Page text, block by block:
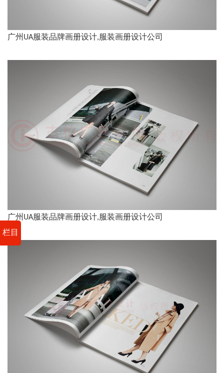
栏目
广州UA服装品牌画册设计,服装画册设计公司
广州UA服装品牌画册设计,服装画册设计公司